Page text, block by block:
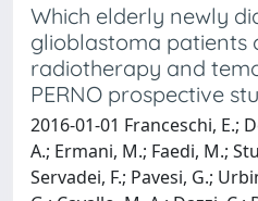
Which elderly newly
glioblastoma patients
radiotherapy and
PERNO prospective
2016-01-01 Franceschi, E.;
A.; Ermani, M.; Faedi, M.;
Servadei, F.; Pavesi, G.;